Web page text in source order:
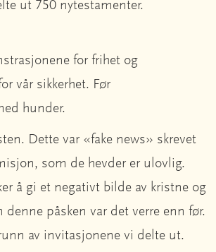
ut 750 nytestamenter.
for frihet og
vår sikkerhet. Før
hunder.
Dette var «fake news» skrevet
som de hevder er ulovlig.
å gi et negativt bilde av kristne og
påsken var det verre enn før.
av invitasjonene vi delte ut.